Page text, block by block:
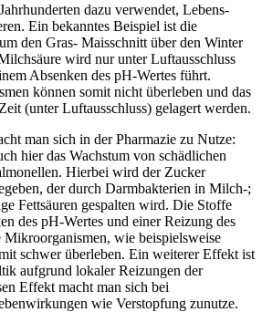
dazu verwendet, Lebens-
Ein bekanntes Beispiel ist die
den Gras- Maisschnitt über den Winter
wird nur unter Luftausschluss
Absenken des pH-Wertes führt.
können somit nicht überleben und das
(unter Luftausschluss) gelagert werden.
man sich in der Pharmazie zu Nutze:
hier das Wachstum von schädlichen
Hierbei wird der Zucker
der durch Darmbakterien in Milch-;
Fettsäuren gespalten wird. Die Stoffe
des pH-Wertes und einer Reizung des
Mikroorganismen, wie beispielsweise
schwer überleben. Ein weiterer Effekt ist
aufgrund lokaler Reizungen der
Effekt macht man sich bei
wie Verstopfung zunutze.